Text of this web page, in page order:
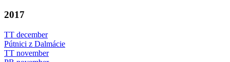
2017
TT december
Pútnici z Dalmácie
TT november